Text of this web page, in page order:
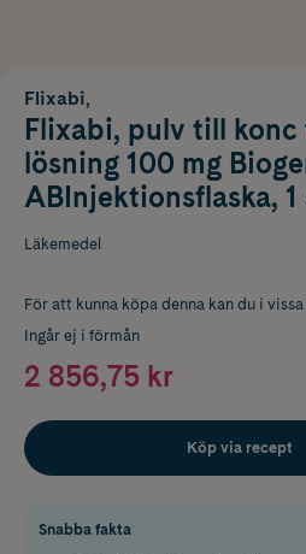
Flixabi,
Flixabi, pulv till
lösning 100 mg
ABInjektionsflaska,
Läkemedel
För att kunna köpa denna kan du i
Ingår ej i förmån
2 856,75 kr
Köp via recept
Snabba fakta